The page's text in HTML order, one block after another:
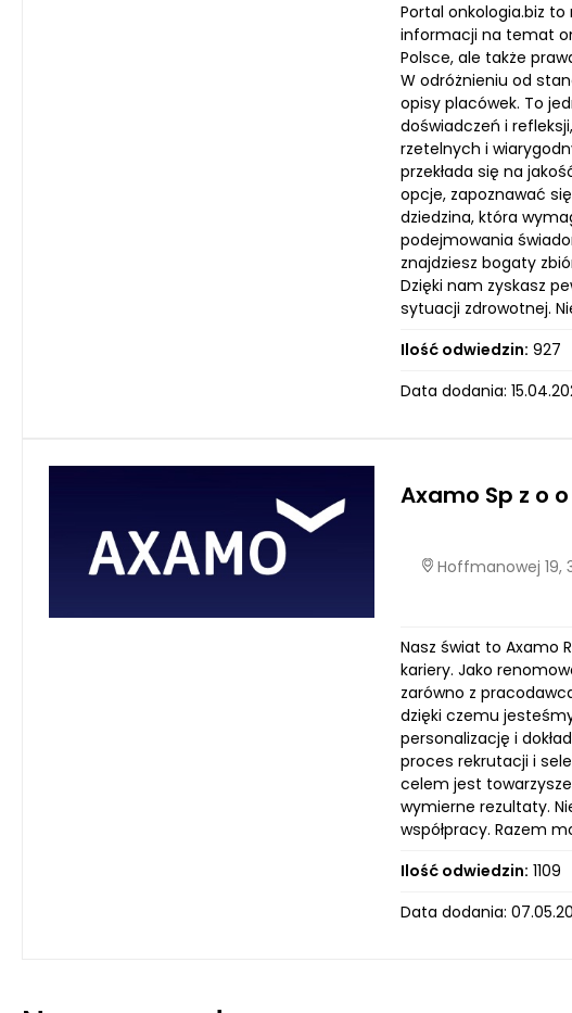
Portal onkologia.biz
informacji na temat
Polsce, ale także
W odróżnieniu od
opisy placówek. To
doświadczeń i
rzetelnych i
przekłada się na
opcje, zapoznawać
dziedzina, która
podejmowania
znajdziesz bogaty
Dzięki nam zyskasz
sytuacji zdrowotnej.
Ilość odwiedzin: 927
Data dodania:
Axamo Sp z o o
Hoffmanowej 19,
Nasz świat to Axamo
kariery. Jako
zarówno z
dzięki czemu
personalizację i
proces rekrutacji i
celem jest
wymierne rezultaty.
współpracy. Razem
Ilość odwiedzin: 1109
Data dodania: